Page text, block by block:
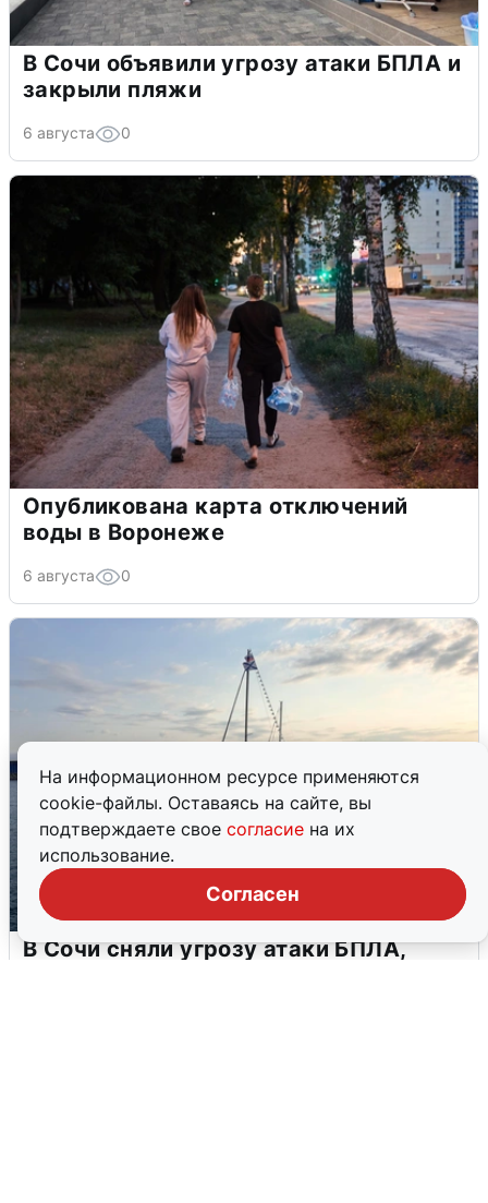
На информационном ресурсе применяются
cookie-файлы. Оставаясь на сайте, вы
подтверждаете свое согласие на их
использование.
Согласен
В Сочи объявили угрозу атаки БПЛА и
закрыли пляжи
6 августа 0
Опубликована карта отключений
воды в Воронеже
6 августа 0
В Сочи сняли угрозу атаки БПЛА,